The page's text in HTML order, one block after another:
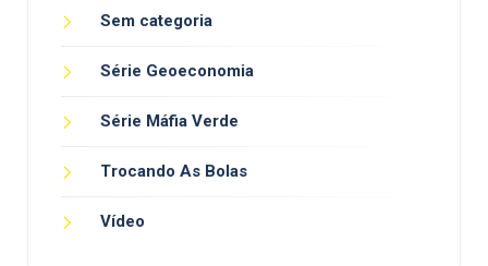
Sem categoria
Série Geoeconomia
Série Máfia Verde
Trocando As Bolas
Vídeo